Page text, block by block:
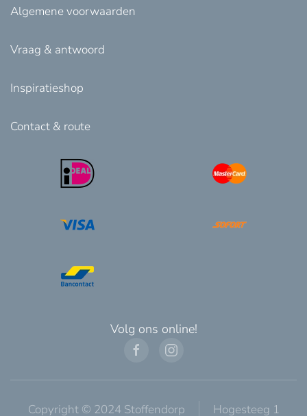
Algemene voorwaarden
Vraag & antwoord
Inspiratieshop
Contact & route
Volg ons online!
Copyright © 2024 Stoffendorp Hogesteeg 1